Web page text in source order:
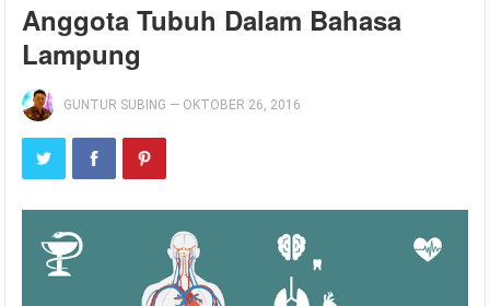
Anggota Tubuh Dalam Bahasa
Lampung
GUNTUR SUBING — OKTOBER 26, 2016